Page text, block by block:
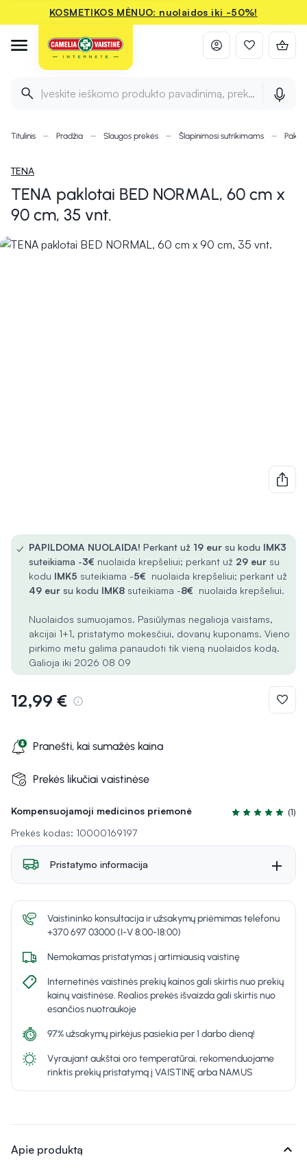
KOSMETIKOS MĖNUO: nuolaidos iki -50%!
Įveskite ieškomo produkto pavadinimą, prekės ženklą ir
Titulinis Pradžia Slaugos prekės Šlapinimosi sutrikimams
TENA
TENA paklotai BED NORMAL, 60 cm x
90 cm, 35 vnt.
Kompensuojamoji medicinos priemonė
Įvertinimas 5.0
(1)
Prekės kodas: 10000169197
✓ PAPILDOMA NUOLAIDA! Perkant už 19 eur su kodu IMK3
suteikiama -3€ nuolaida krepšeliui; perkant už 29 eur su
kodu IMK5 suteikiama -5€ nuolaida krepšeliui; perkant už
49 eur su kodu IMK8 suteikiama -8€ nuolaida krepšeliui.
Nuolaidos sumuojamos. Pasiūlymas negalioja vaistams,
akcijai 1+1, pristatymo mokesčiui, dovanų kuponams. Vieno
pirkimo metu galima panaudoti tik vieną nuolaidos kodą.
Galioja iki 2026 08 09
12,99 €
Pranešti, kai sumažės kaina
Prekės likučiai vaistinėse
Pristatymo informacija
Vaistininko konsultacija ir užsakymų priėmimas telefonu
+370 697 03000 (I-V 8:00-18:00)
Nemokamas pristatymas į artimiausią vaistinę
Internetinės vaistinės prekių kainos gali skirtis nuo prekių
kainų vaistinėse. Realios prekės išvaizda gali skirtis nuo
esančios nuotraukoje
97% užsakymų pirkėjus pasiekia per 1 darbo dieną!
Vyraujant aukštai oro temperatūrai, rekomenduojame
rinktis prekių pristatymą į VAISTINĘ arba NAMUS
Apie produktą expand_more